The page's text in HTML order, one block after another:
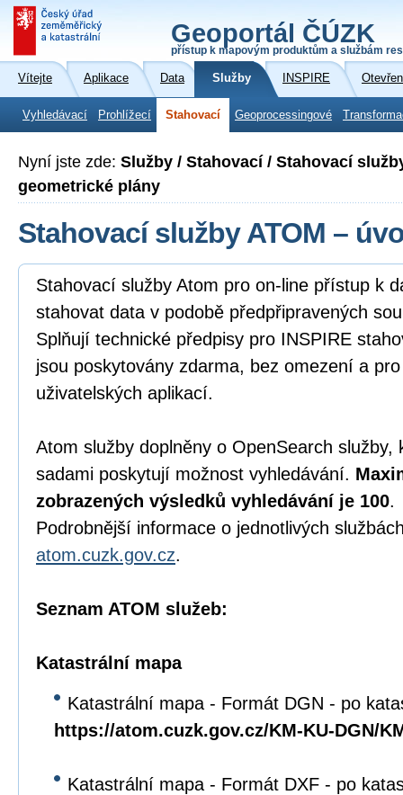
Geoportál ČÚZK
přístup k mapovým produktům a službám
Vítejte Aplikace Data Služby INSPIRE
Vyhledávací Prohlížecí Stahovací Geoprocessingové
Nyní jste zde: Služby / Stahovací / Stahovací
geometrické plány
Stahovací služby ATOM –
Stahovací služby Atom pro on-line přístup k
stahovat data v podobě předpřipravených
Splňují technické předpisy pro INSPIRE
jsou poskytovány zdarma, bez omezení a
uživatelských aplikací.
Atom služby doplněny o OpenSearch služby,
sadami poskytují možnost vyhledávání.
zobrazených výsledků vyhledávání je 100.
Podrobnější informace o jednotlivých
atom.cuzk.gov.cz.
Seznam ATOM služeb:
Katastrální mapa
Katastrální mapa - Formát DGN - po
https://atom.cuzk.gov.cz/KM-KU-DGN/
Katastrální mapa - Formát DXF - po